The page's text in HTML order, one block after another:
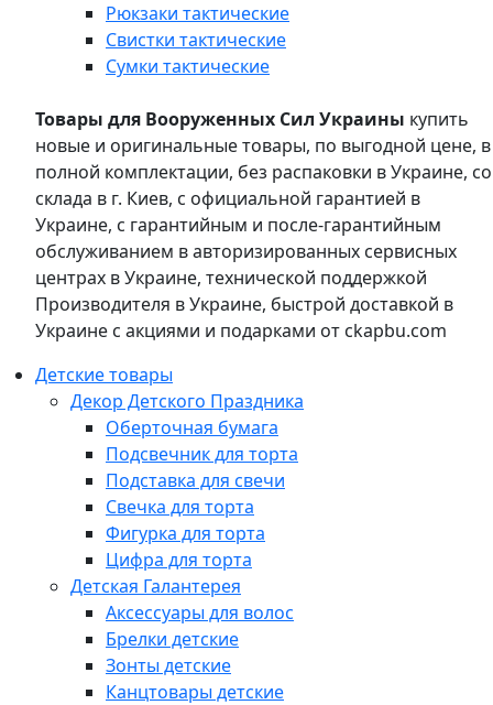
Рюкзаки тактические
Свистки тактические
Сумки тактические
Товары для Вооруженных Сил Украины купить
новые и оригинальные товары, по выгодной цене, в
полной комплектации, без распаковки в Украине, со
склада в г. Киев, с официальной гарантией в
Украине, с гарантийным и после-гарантийным
обслуживанием в авторизированных сервисных
центрах в Украине, технической поддержкой
Производителя в Украине, быстрой доставкой в
Украине с акциями и подарками от ckapbu.com
Детские товары
Декор Детского Праздника
Оберточная бумага
Подсвечник для торта
Подставка для свечи
Свечка для торта
Фигурка для торта
Цифра для торта
Детская Галантерея
Аксессуары для волос
Брелки детские
Зонты детские
Канцтовары детские